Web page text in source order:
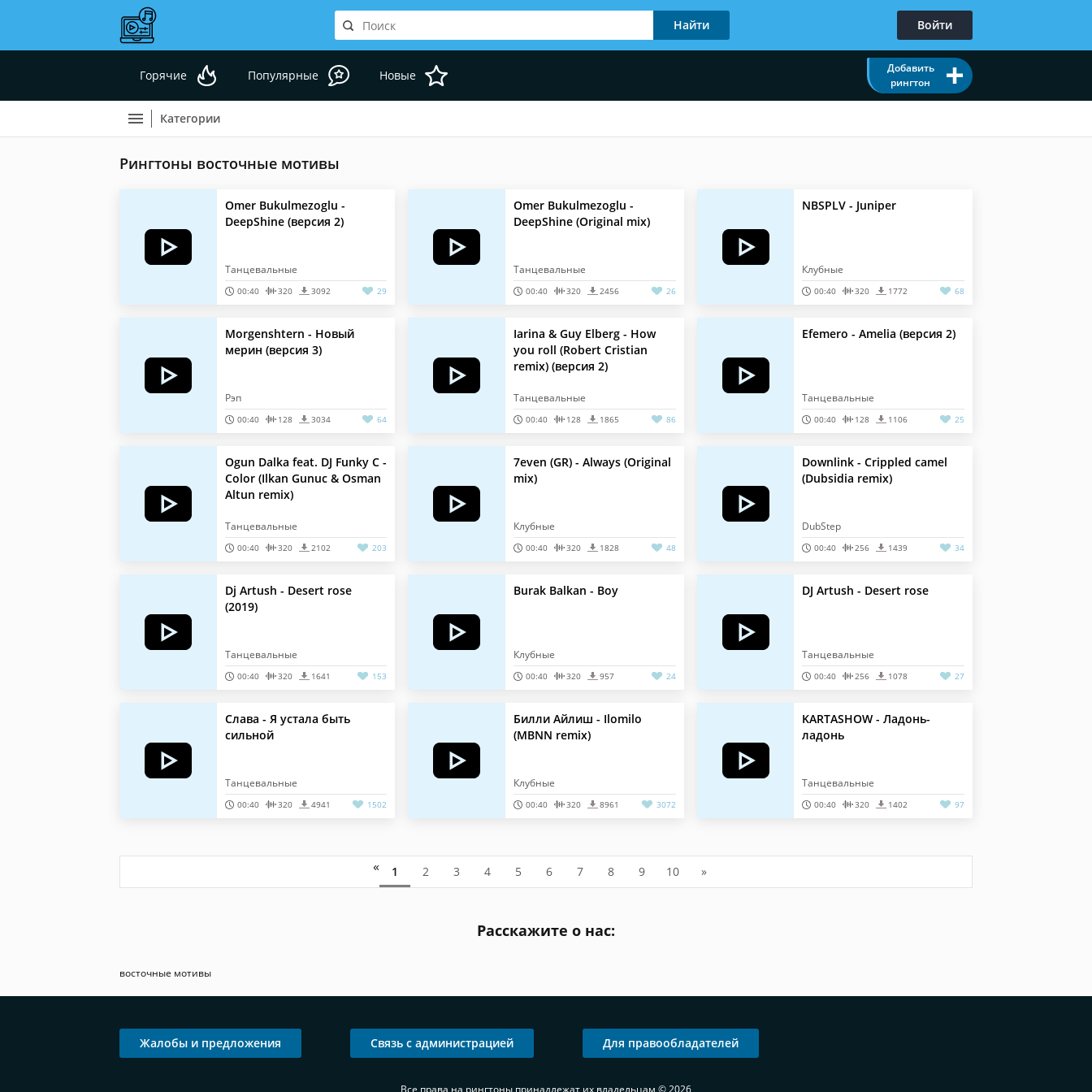
Войти
Горячие Популярные Новые
Добавить
рингтон
Категории
Рингтоны восточные мотивы
Omer Bukulmezoglu -
DeepShine (версия 2)
Танцевальные
00:40 320 3092 29
Omer Bukulmezoglu -
DeepShine (Original mix)
Танцевальные
00:40 320 2456 26
NBSPLV - Juniper
Клубные
00:40 320 1772 68
Morgenshtern - Новый
мерин (версия 3)
Рэп
00:40 128 3034 64
Iarina & Guy Elberg - How
you roll (Robert Cristian
remix) (версия 2)
Танцевальные
00:40 128 1865 86
Efemero - Amelia (версия 2)
Танцевальные
00:40 128 1106 25
Ogun Dalka feat. DJ Funky C -
Color (Ilkan Gunuc & Osman
Altun remix)
Танцевальные
00:40 320 2102 203
7even (GR) - Always (Original
mix)
Клубные
00:40 320 1828 48
Downlink - Crippled camel
(Dubsidia remix)
DubStep
00:40 256 1439 34
Dj Artush - Desert rose
(2019)
Танцевальные
00:40 320 1641 153
Burak Balkan - Boy
Клубные
00:40 320 957 24
DJ Artush - Desert rose
Танцевальные
00:40 256 1078 27
Слава - Я устала быть
сильной
Танцевальные
00:40 320 4941 1502
Билли Aйлиш - Ilomilo
(MBNN remix)
Клубные
00:40 320 8961 3072
KARTASHOW - Ладонь-
ладонь
Танцевальные
00:40 320 1402 97
« 1 2 3 4 5 6 7 8 9 10 »
Расскажите о нас:
восточные мотивы
Жалобы и предложения Связь с администрацией Для правообладателей
Все права на рингтоны принадлежат их владельцам © 2026